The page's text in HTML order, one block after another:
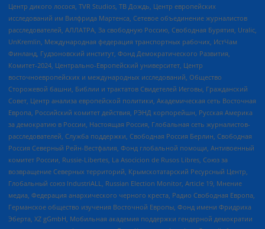
Центр дикого лосося, TVR Studios, ТВ Дождь, Центр европейских
исследований им Вилфрида Мартенса, Сетевое объединение журналистов
расследователей, АЛЛАТРА, За свободную Россию, Свободная Бурятия, Uralic,
UnKremlin, Международная федерация транспортных рабочих, ИстЧам
Финланд, Гудзоновский институт, Фонд Демократического Развития,
Комитет-2024, Центрально-Европейский университет, Центр
восточноевропейских и международных исследований, Общество
Сторожевой башни, Библии и трактатов Свидетелей Иеговы, Гражданский
Совет, Центр анализа европейской политики, Академическая сеть Восточная
Европа, Российский комитет действия, РЭНД корпорейшн, Русская Америка
за демократию в России, Настоящая Россия, Глобальная сеть журналистов-
расследователей, Служба поддержки, Свободная Россия Берлин, Свободная
Россия Северный Рейн-Вестфалия, Фонд глобальной помощи, Антивоенный
комитет России, Russie-Libertes, La Asocicion de Rusos Libres, Союз за
возвращение Северных территорий, Крымскотатарский Ресурсный Центр,
Глобальный союз IndustriALL, Russian Election Monitor, Article 19, Мнение
медиа, Федерация анархического черного креста, Радио Свободная Европа,
Германское общество изучения Восточной Европы, Фонд имени Фридриха
Эберта, XZ gGmbH, Мобильная академия поддержки гендерной демократии